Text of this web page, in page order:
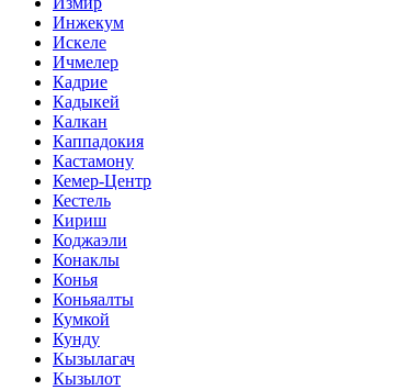
Инжекум
Искеле
Ичмелер
Кадрие
Кадыкей
Калкан
Каппадокия
Кастамону
Кемер-Центр
Кестель
Кириш
Коджаэли
Конаклы
Конья
Коньяалты
Кумкой
Кунду
Кызылагач
Кызылот